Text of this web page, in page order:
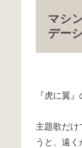
マシ
デー
『虎に翼
主題歌だけ
うと、遠